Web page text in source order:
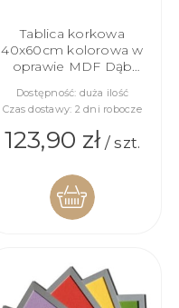
Tablica korkowa
40x60cm kolorowa w
oprawie MDF Dąb
Dostępność: duża ilość
Czas dostawy: 2 dni robocze
123,90 zł/ szt.
KOSZYKA